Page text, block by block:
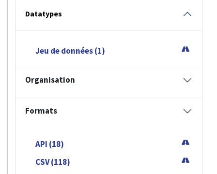
Datatypes
Jeu de données (1)
Organisation
Formats
API (18)
CSV (118)